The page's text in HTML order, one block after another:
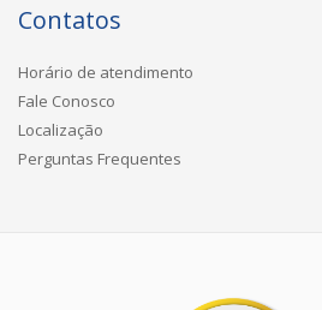
Contatos
Horário de atendimento
Fale Conosco
Localização
Perguntas Frequentes